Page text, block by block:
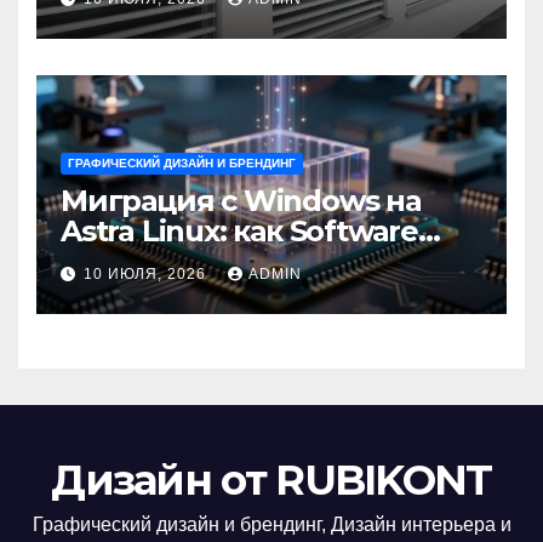
ГРАФИЧЕСКИЙ ДИЗАЙН И БРЕНДИНГ
Миграция с Windows на
Astra Linux: как Software
Group успешно перешла на
отечественную ОС
10 ИЮЛЯ, 2026 ADMIN
Дизайн от RUBIKONT
Графический дизайн и брендинг, Дизайн интерьера и